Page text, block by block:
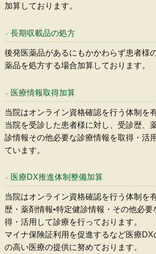
加算しております。
長期収載品の処方
後発医薬品があるにもかかわらず患者様
薬品を処方する場合加算しております。
医療情報取得加算
当院はオンライン資格確認を行う体制を
当院を受診した患者様に対し、受診歴、
診情報その他必要な診療情報を取得・活
ています。
医療DX推進体制整備加算
当院はオンライン資格確認を行う体制を
歴・薬剤情報•特定健診情報・その他必要
得・活用して診療を行っております。
マイナ保険証利用を促進するなど医療
の高い医療の提供に努めております。